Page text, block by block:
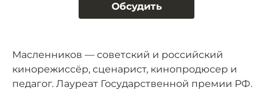
Обсудить
Масленников — советский и российский
кинорежиссёр, сценарист, кинопродюсер и
педагог. Лауреат Государственной премии РФ.